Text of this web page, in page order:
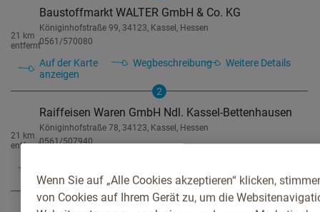
Baustoffmarkt WALTER GmbH & Co. KG
Königinhofstraße 99, 34123, Kassel, Hessen
0561/570080
21 km
entfernt
Auf der Karte
anzeigen
Wegbeschreibung Weitere Details
2
Raiffeisen Waren GmbH Ndl. Kassel-Bettenhausen
Königinhofstraße 78, 34123, Kassel, Hessen
0561/507940
21 km
entfernt
anzeigen
3
Wenn Sie auf „Alle Cookies akzeptieren“ klicken,
von Cookies auf Ihrem Gerät zu, um die